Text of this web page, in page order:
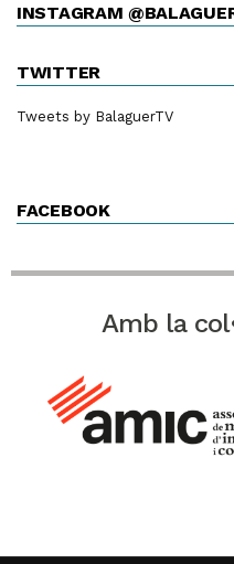
INSTAGRAM
TWITTER
Tweets by BalaguerTV
FACEBOOK
Amb la